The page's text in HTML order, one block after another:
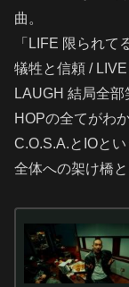
曲。
「LIFE 限られて
犠牲と信頼 /
LAUGH 結局全
HOPの全てがわか
C.O.S.A.とIOと
全体への架け橋と